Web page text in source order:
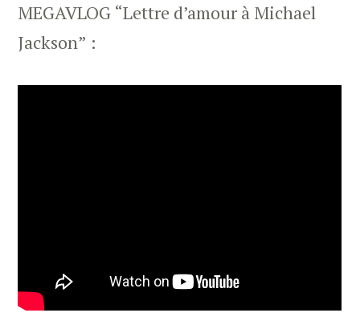
MEGAVLOG “Lettre d’amour à Michael
Jackson” :